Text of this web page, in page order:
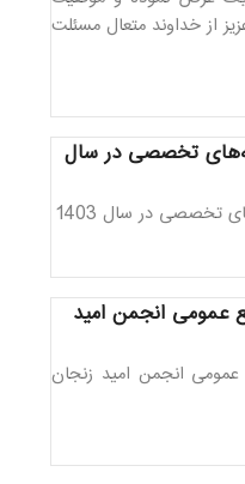
از خداوند متعال مسئلت
تخصصی در سال
تخصصی در سال 1403
عمومی انجمن امید
عمومی انجمن امید زنجان